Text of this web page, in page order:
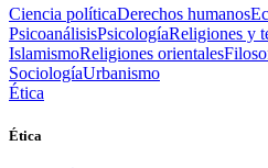
Ciencia políticaDerechos humanos
PsicoanálisisPsicologíaReligiones y
IslamismoReligiones orientales
SociologíaUrbanismo
Ética
Ética